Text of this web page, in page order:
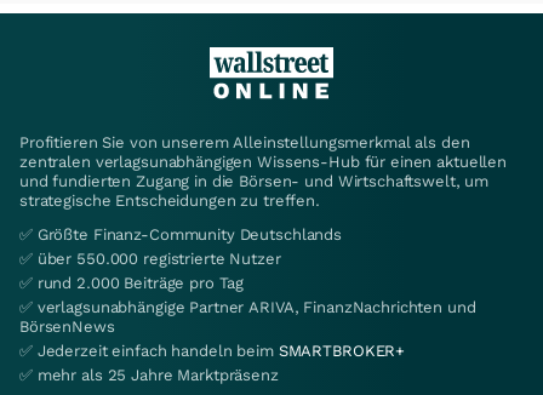
Profitieren Sie von unserem Alleinstellungsmerkmal als den
zentralen verlagsunabhängigen Wissens-Hub für einen aktuellen
und fundierten Zugang in die Börsen- und Wirtschaftswelt, um
strategische Entscheidungen zu treffen.
✅ Größte Finanz-Community Deutschlands
✅ über 550.000 registrierte Nutzer
✅ rund 2.000 Beiträge pro Tag
✅ verlagsunabhängige Partner ARIVA, FinanzNachrichten und
BörsenNews
✅ Jederzeit einfach handeln beim SMARTBROKER+
✅ mehr als 25 Jahre Marktpräsenz